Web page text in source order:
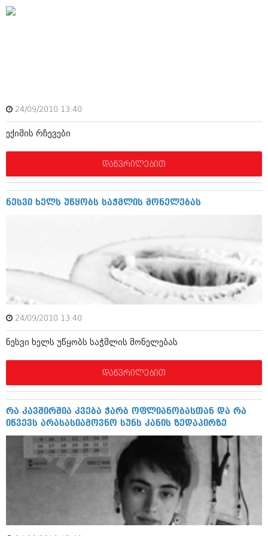
მარტი 2017 (212)
თებერვალი 2017 (205)
იანვარი 2017 (246)
ოქტომბერი 2016 (257)
აგვისტო 2016 (258)
ივლისი 2016 (211)
მარტი 2016 (200)
თებერვალი 2016 (250)
იანვარი 2016 (206)
დეკემბერი 2015 (207)
ნოემბერი 2015 (264)
სექტემბერი 2015 (215)
ივლისი 2015 (173)
ივნისი 2015 (261)
მაისი 2015 (194)
თებერვალი 2015 (286)
იანვარი 2015 (247)
ნოემბერი 2014 (290)
ოქტომბერი 2014 (292)
სექტემბერი 2014 (394)
აგვისტო 2014 (248)
ივლისი 2014 (313)
ივნისი 2014 (366)
მაისი 2014 (313)
აპრილი 2014 (290)
24/09/2010 13:40
ექიმის რჩევები
დაწვრილებით
ნესვი ხელს უწყობს საჭმლის მონელებას
24/09/2010 13:40
ნესვი ხელს უწყობს საჭმლის მონელებას
დაწვრილებით
რა კავშირშია კვება ჭარბ ოფლიანობასთან და რა
იწვევს არასასიამოვნო სუნს კანის ზედაპირზე